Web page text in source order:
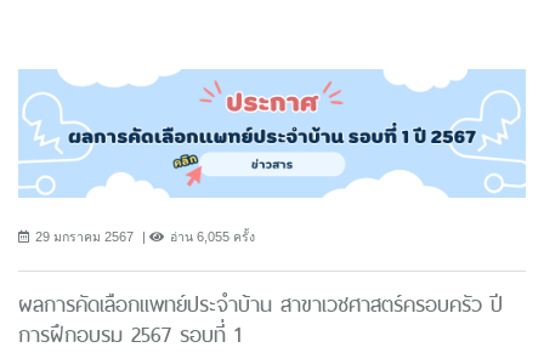
29 มกราคม 2567 อ่าน 6,055 ครั้ง
ผลการคัดเลือกแพทย์ประจำบ้าน สาขาเวชศาสตร์ครอบครัว ปี
การฝึกอบรม 2567 รอบที่ 1